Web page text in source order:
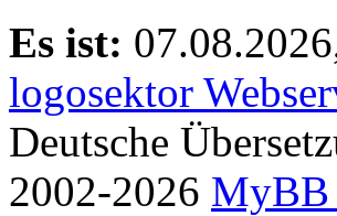
Es ist:
logosektor
Deutsche
2002-2026 MyBB